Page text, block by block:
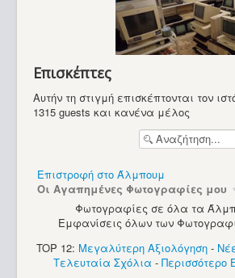
Υπολογιστές
Επισκέπτες
Αυτήν τη στιγμή επισκέπτονται τον
1315 guests και κανένα μέλος
Επιστροφή στο Άλμπουμ
Οι Αγαπημένες Φωτογραφίες μου
Φωτογραφίες σε όλα τα
Εμφανίσεις όλων των
TOP 12: Μεγαλύτερη Αξιολόγηση -
Τελευταία Σχόλια - Περισσότερο